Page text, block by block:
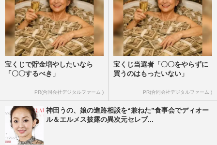
宝くじで貯金増やしたいなら
「〇〇するべき」
PR(合同会社デジタルファーム )
宝くじ当選者「〇〇をやらずに
買うのはもったいない」
PR(合同会社デジタルファーム )
神田うの、娘の進路相談を“兼ねた”食事会でディオー
ル＆エルメス披露の異次元セレブ...